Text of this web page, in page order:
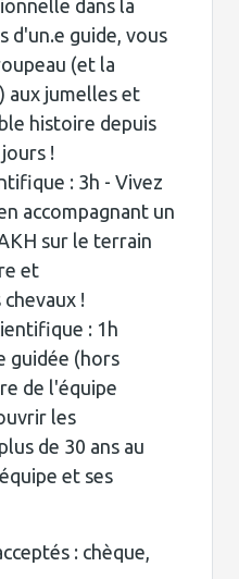
dans la
d'un.e guide, vous
(et la
aux jumelles et
histoire depuis
!
: 3h - Vivez
accompagnant un
sur le terrain
et
!
: 1h
guidée (hors
de l'équipe
les
de 30 ans au
et ses
: chèque,